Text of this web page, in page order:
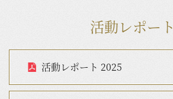
活動レポート
活動レポート 2025